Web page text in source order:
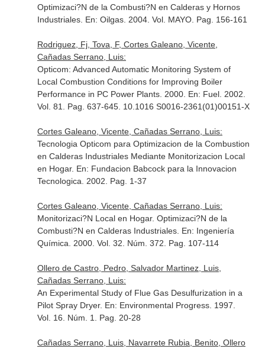
Optimizaci?N de la Combusti?N en Calderas y Hornos
Industriales. En: Oilgas. 2004. Vol. MAYO. Pag. 156-161
Rodriguez, Fj, Tova, F, Cortes Galeano, Vicente,
Cañadas Serrano, Luis:
Opticom: Advanced Automatic Monitoring System of
Local Combustion Conditions for Improving Boiler
Performance in PC Power Plants. 2000. En: Fuel. 2002.
Vol. 81. Pag. 637-645. 10.1016 S0016-2361(01)00151-X
Cortes Galeano, Vicente, Cañadas Serrano, Luis:
Tecnologia Opticom para Optimizacion de la Combustion
en Calderas Industriales Mediante Monitorizacion Local
en Hogar. En: Fundacion Babcock para la Innovacion
Tecnologica . 2002. Pag. 1-37
Cortes Galeano, Vicente, Cañadas Serrano, Luis:
Monitorizaci?N Local en Hogar. Optimizaci?N de la
Combusti?N en Calderas Industriales. En: Ingeniería
Química . 2000. Vol. 32. Núm. 372. Pag. 107-114
Ollero de Castro, Pedro, Salvador Martinez, Luis,
Cañadas Serrano, Luis:
An Experimental Study of Flue Gas Desulfurization in a
Pilot Spray Dryer. En: Environmental Progress. 1997.
Vol. 16. Núm. 1. Pag. 20-28
Cañadas Serrano, Luis, Navarrete Rubia, Benito, Ollero